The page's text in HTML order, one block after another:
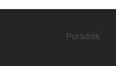
Poradnik